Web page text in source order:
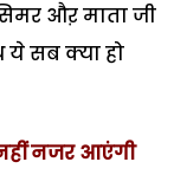
औऱ माता जी
सब क्या हो
नजर आएंगी